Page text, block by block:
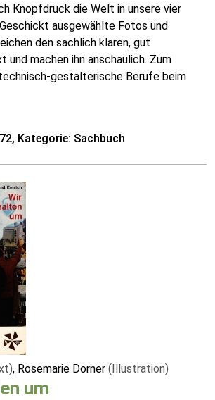
Knopfdruck die Welt in unsere vier
ausgewählte Fotos und
den sachlich klaren, gut
und machen ihn anschaulich. Zum
gestalterische Berufe beim
Kategorie: Sachbuch
, Rosemarie Dorner (Illustration)
um